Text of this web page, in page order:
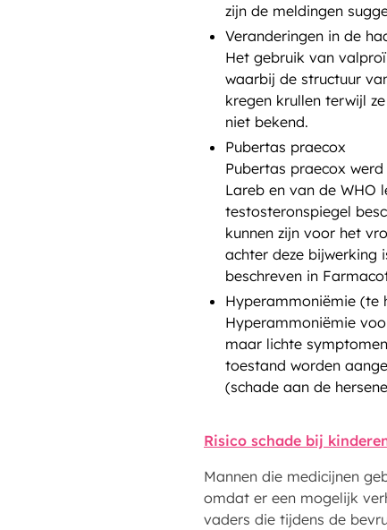
zijn de meldingen
Veranderingen in de
Het gebruik van
waarbij de structuur
kregen krullen terwijl
niet bekend.
Pubertas praecox
Pubertas praecox
Lareb en van de WHO
testosteronspiegel
kunnen zijn voor het
achter deze bijwerking
beschreven in
Hyperammoniëmie (te
Hyperammoniëmie
maar lichte
toestand worden
(schade aan de
Risico schade bij
Mannen die medicijnen
omdat er een mogelijk
vaders die tijdens de